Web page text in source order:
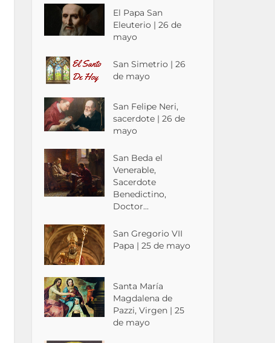
El Papa San
Eleuterio | 26 de
mayo
San Simetrio | 26
de mayo
San Felipe Neri,
sacerdote | 26 de
mayo
San Beda el
Venerable,
Sacerdote
Benedictino,
Doctor...
San Gregorio VII
Papa | 25 de mayo
Santa María
Magdalena de
Pazzi, Virgen | 25
de mayo